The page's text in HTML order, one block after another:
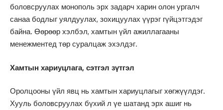
боловсруулах монополь эрх задарч харин олон ургалч
санаа бодлыг уялдуулах, зохицуулах үүрэг гүйцэтгэдэг
байна. Өөрөөр хэлбэл, хамтын үйл ажиллагааны
менежментед төр суралцаж эхэлдэг.
Хамтын хариуцлага, сэтгэл зүтгэл
Оролцооны үйл явц нь хамтын хариуцлагыг хөгжүүлдэг.
Хууль боловсруулах бүхий л үе шатанд эрх ашиг нь